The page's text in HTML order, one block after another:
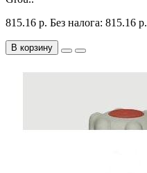
815.16 р. Без налога: 815.16 р.
В корзину